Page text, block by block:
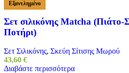
Εξαντλημένο
Σετ σιλικόνης Matcha
Ποτήρι)
Σετ Σιλικόνης, Σκεύη Σίτισης Μωρού
43,60 €
Διαβάστε περισσότερα